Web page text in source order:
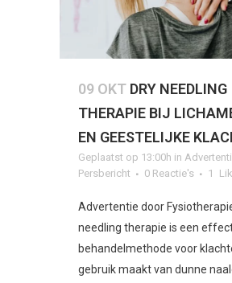
09 OKT DRY NEEDLING
THERAPIE BIJ
EN GEESTELIJKE
Geplaatst op 13:00h in
Persbericht
0 Reactie's 1
Advertentie door
needling therapie is een
behandelmethode voor
gebruik maakt van dunne